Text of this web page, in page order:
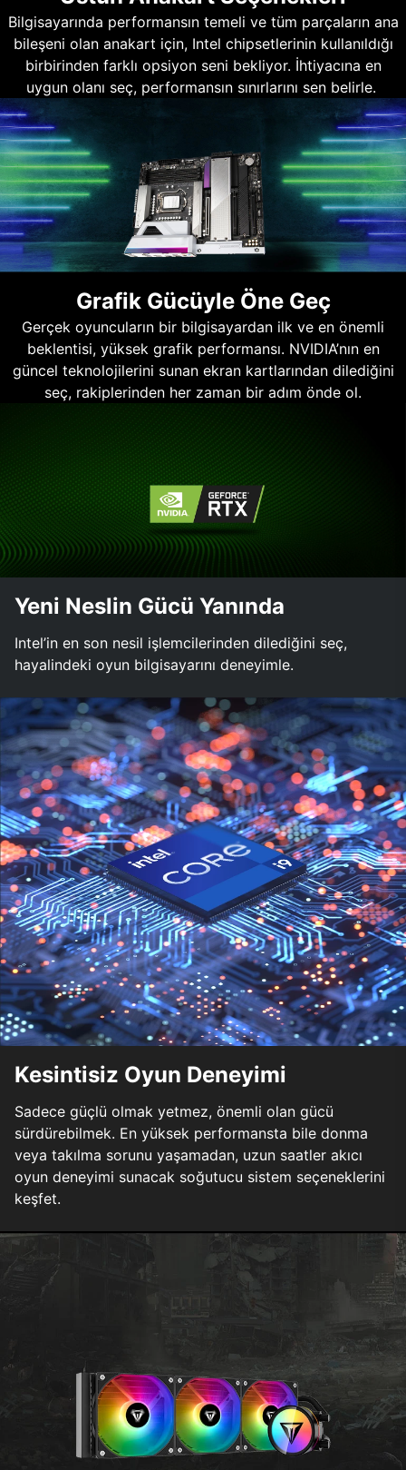
Bilgisayarında performansın temeli ve tüm parçaların ana
bileşeni olan anakart için, Intel chipsetlerinin kullanıldığı
birbirinden farklı opsiyon seni bekliyor. İhtiyacına en
uygun olanı seç, performansın sınırlarını sen belirle.
Grafik Gücüyle Öne Geç
Gerçek oyuncuların bir bilgisayardan ilk ve en önemli
beklentisi, yüksek grafik performansı. NVIDIA’nın en
güncel teknolojilerini sunan ekran kartlarından dilediğini
seç, rakiplerinden her zaman bir adım önde ol.
Yeni Neslin Gücü Yanında
Intel’in en son nesil işlemcilerinden dilediğini seç,
hayalindeki oyun bilgisayarını deneyimle.
Kesintisiz Oyun Deneyimi
Sadece güçlü olmak yetmez, önemli olan gücü
sürdürebilmek. En yüksek performansta bile donma
veya takılma sorunu yaşamadan, uzun saatler akıcı
oyun deneyimi sunacak soğutucu sistem seçeneklerini
keşfet.